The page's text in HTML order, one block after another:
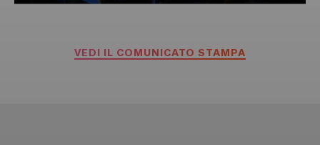
VEDI IL COMUNICATO STAMPA